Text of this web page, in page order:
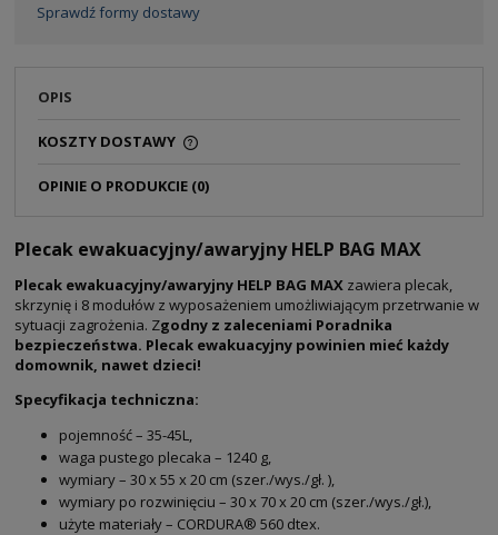
Sprawdź formy dostawy
OPIS
KOSZTY DOSTAWY
OPINIE O PRODUKCIE (0)
Plecak ewakuacyjny/awaryjny HELP BAG MAX
Plecak ewakuacyjny/awaryjny HELP BAG MAX zawiera plecak,
skrzynię i 8 modułów z wyposażeniem umożliwiającym przetrwanie w
sytuacji zagrożenia. Zgodny z zaleceniami Poradnika
bezpieczeństwa. Plecak ewakuacyjny powinien mieć każdy
domownik, nawet dzieci!
Specyfikacja techniczna:
pojemność – 35-45L,
waga pustego plecaka – 1240 g,
wymiary – 30 x 55 x 20 cm (szer./wys./gł. ),
wymiary po rozwinięciu – 30 x 70 x 20 cm (szer./wys./gł.),
użyte materiały – CORDURA® 560 dtex.